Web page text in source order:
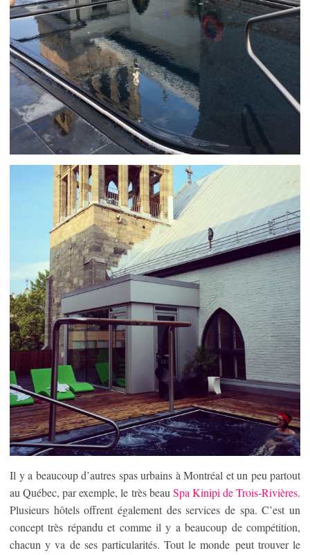
Il y a beaucoup d’autres spas urbains à Montréal et un peu partout
au Québec, par exemple, le très beauSpa Kinipi de Trois-Rivières.
Plusieurs hôtels offrent également des services de spa. C’est un
concept très répandu et comme il y a beaucoup de compétition,
chacun y va de ses particularités. Tout le monde peut trouver le